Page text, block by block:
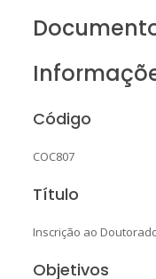
Código
COC807
Título
Inscrição ao
Objetivos